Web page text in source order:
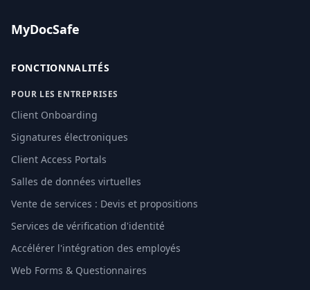
MyDocSafe
FONCTIONNALITÉS
POUR LES ENTREPRISES
Client Onboarding
Signatures électroniques
Client Access Portals
Salles de données virtuelles
Vente de services : Devis et propositions
Services de vérification d'identité
Accélérer l'intégration des employés
Web Forms & Questionnaires